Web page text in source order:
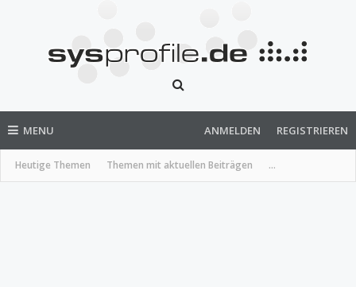
MENU
Heutige Themen Themen mit aktuellen Beiträgen ...
ANMELDEN REGISTRIEREN